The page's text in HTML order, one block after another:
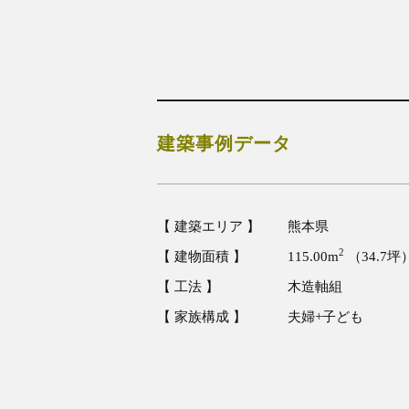
建築事例データ
【 建築エリア 】 熊本県
【 建物面積 】 115.00m2 （34.7坪
【 工法 】 木造軸組
【 家族構成 】 夫婦+子ども